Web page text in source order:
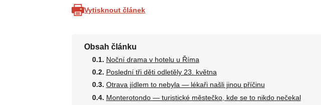
Vytisknout článek
Obsah článku
Noční drama v hotelu u Říma
Poslední tři děti odletěly 23. května
Otrava jídlem to nebyla — lékaři našli jinou příčinu
Monterotondo — turistické městečko, kde se to nikdo nečekal